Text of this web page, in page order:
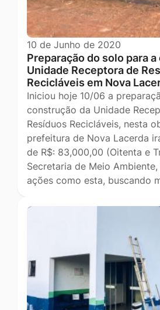
10 de Junho de 2020
Preparação do solo para
Unidade Receptora de
Recicláveis em Nova
Iniciou hoje 10/06 a
construção da Unidade
Resíduos Recicláveis, nesta
prefeitura de Nova Lacerda
de R$: 83,000,00 (Oitenta e
Secretaria de Meio
ações como esta, buscando